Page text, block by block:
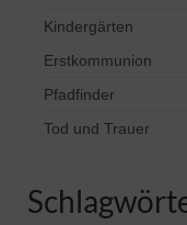
Kindergärten
Erstkommunion
Pfadfinder
Tod und Trauer